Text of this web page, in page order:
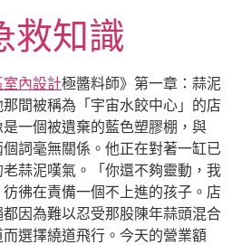
救知識
室內設計極醬料師》第一章：蒜泥
間被稱為「宇宙水餃中心」的店
一個被遺棄的藍色塑膠棚，與
個詞毫無關係。他正在對著一缸已
蒜泥嘆氣。「你還不夠靈動，我
彿在責備一個不上進的孩子。店
因為難以忍受那股陳年蒜頭混合
選擇繞道飛行。今天的營業額